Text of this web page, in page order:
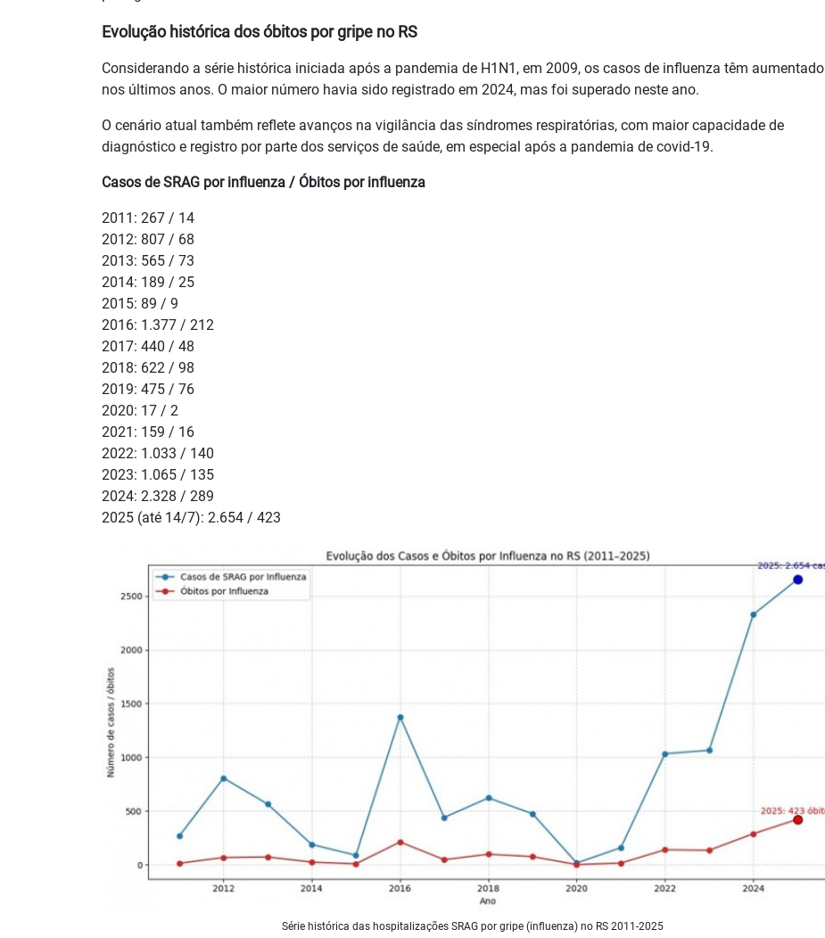
Evolução histórica dos óbitos por gripe no RS
Considerando a série histórica iniciada após a pandemia de H1N1, em 2009, os casos de influenza têm aumentado
nos últimos anos. O maior número havia sido registrado em 2024, mas foi superado neste ano.
O cenário atual também reflete avanços na vigilância das síndromes respiratórias, com maior capacidade de
diagnóstico e registro por parte dos serviços de saúde, em especial após a pandemia de covid-19.
Casos de SRAG por influenza / Óbitos por influenza
2011: 267 / 14
2012: 807 / 68
2013: 565 / 73
2014: 189 / 25
2015: 89 / 9
2016: 1.377 / 212
2017: 440 / 48
2018: 622 / 98
2019: 475 / 76
2020: 17 / 2
2021: 159 / 16
2022: 1.033 / 140
2023: 1.065 / 135
2024: 2.328 / 289
2025 (até 14/7): 2.654 / 423
Série histórica das hospitalizações SRAG por gripe (influenza) no RS 2011-2025